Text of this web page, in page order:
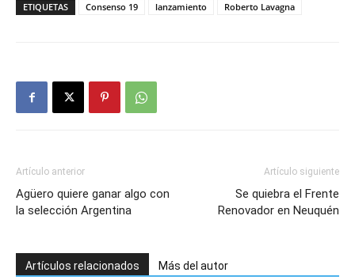
ETIQUETAS Consenso 19 lanzamiento Roberto Lavagna
Artículo anterior
Agüero quiere ganar algo con
la selección Argentina
Artículo siguiente
Se quiebra el Frente
Renovador en Neuquén
Artículos relacionados Más del autor